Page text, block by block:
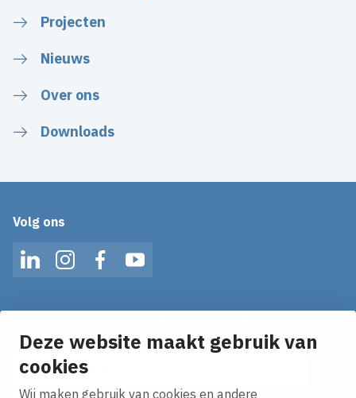
Deze website maakt gebruik van
cookies
Wij maken gebruik van cookies en andere
Projecten
Nieuws
Over ons
Downloads
Volg ons
LinkedInInstagramFacebookYouTube
Ontvang onze nieuws alerts in je mailbox!
E-mailadres